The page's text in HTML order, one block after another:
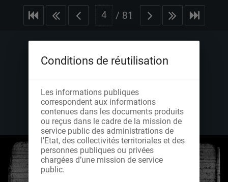
/ 81
Conditions de réutilisation
Les informations publiques
correspondent aux informations
contenues dans les documents produits
ou reçus dans le cadre de la mission de
service public des administrations de
l’Etat, des collectivités territoriales et des
personnes publiques ou privées
chargées d’une mission de service
public.